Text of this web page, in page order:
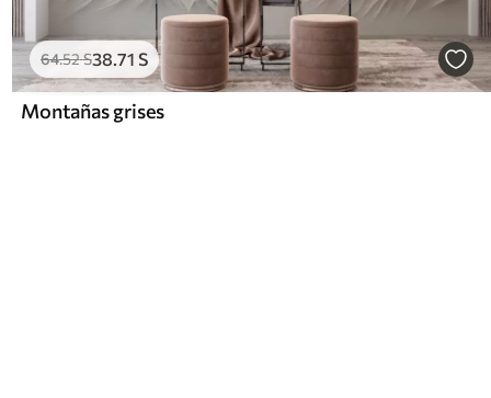
64.52S38 .71 S
Montañas grises